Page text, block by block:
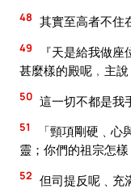
48 其實至高者不住
49
『天是給我做
甚麼樣的殿呢﹐主
50 這一切不都是我
51
「頸項剛硬﹑
靈；你們的祖宗怎樣
52 但司提反呢﹑充